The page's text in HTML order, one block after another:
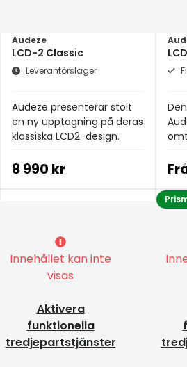
Audeze
LCD-2 Classic
Leverantörslager
Audeze presenterar stolt
en ny upptagning på deras
klassiska LCD2-design.
8 990 kr
Innehållet kan inte
visas
Aktivera
funktionella
tredjepartstjänster